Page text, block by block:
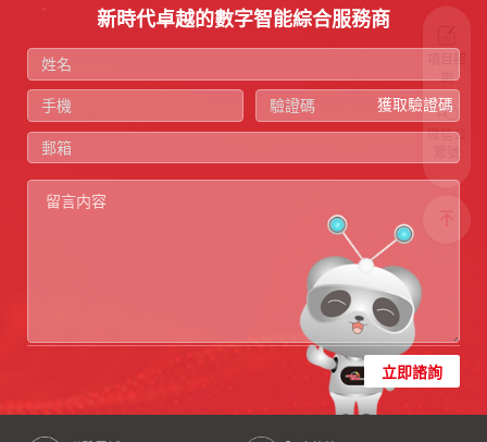
詢
微信公
新時代卓越的數字智能綜合服務商
獲取驗證碼
立即諮詢